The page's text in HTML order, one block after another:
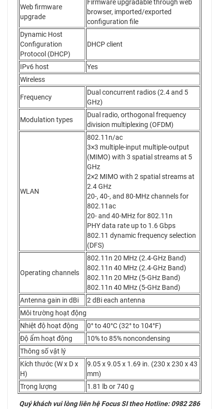
Web firmware
upgrade
Firmware upgradable through web
browser, imported/exported
configuration file
Dynamic Host
Configuration
Protocol (DHCP)
DHCP client
IPv6 host
Yes
Wireless
Frequency
Dual concurrent radios (2.4 and 5
GHz)
Modulation types
Dual radio, orthogonal frequency
division multiplexing (OFDM)
WLAN
802.11n/ac
3×3 multiple-input multiple-output
(MIMO) with 3 spatial streams at 5
GHz
2×2 MIMO with 2 spatial streams at
2.4 GHz
20-, 40-, and 80-MHz channels for
802.11ac
20- and 40-MHz for 802.11n
PHY data rate up to 1.6 Gbps
802.11 dynamic frequency selection
(DFS)
Operating channels
802.11n 20 MHz (2.4-GHz Band)
802.11n 40 MHz (2.4-GHz Band)
802.11n 20 MHz (5-GHz Band)
802.11n 40 MHz (5-GHz Band)
Antenna gain in dBi
2 dBi each antenna
Môi trường hoạt động
Nhiệt độ hoạt động
0° to 40°C (32° to 104°F)
Độ ẩm hoạt động
10% to 85% noncondensing
Thông số vật lý
Kích thước (W x D x
H)
9.05 x 9.05 x 1.69 in. (230 x 230 x 43
mm)
Trọng lượng
1.81 lb or 740 g
Quý khách vui lòng liên hệ Focus SI theo Hotline: 0982 286